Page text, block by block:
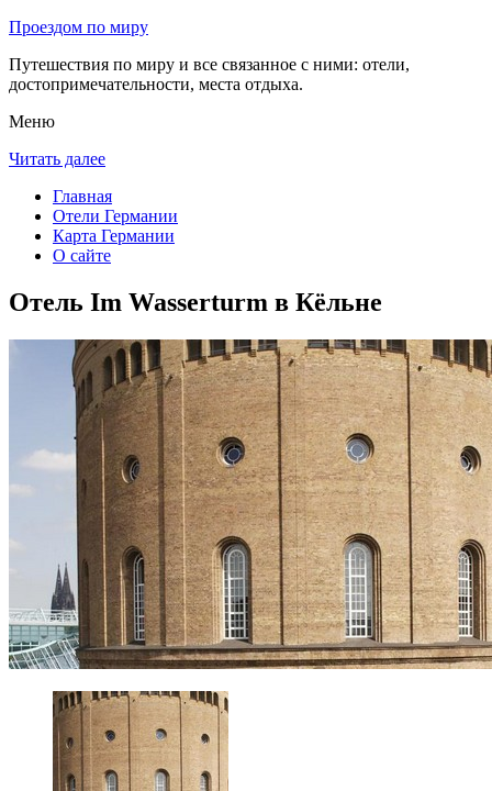
Проездом по миру
Путешествия по миру и все связанное с ними: отели,
достопримечательности, места отдыха.
Меню
Читать далее
Главная
Отели Германии
Карта Германии
О сайте
Отель Im Wasserturm в Кёльне